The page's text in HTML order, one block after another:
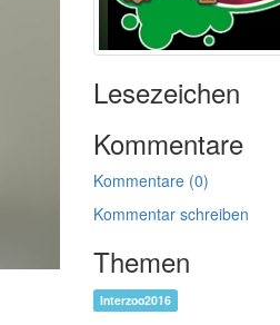
Lesezeichen
Kommentare
Kommentare (0)
Kommentar schreiben
Themen
Interzoo2016